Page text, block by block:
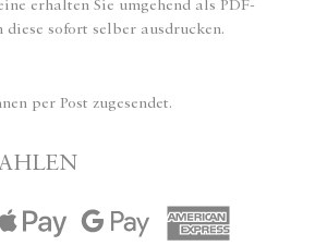
erhalten Sie umgehend als PDF-
sofort selber ausdrucken.
per Post zugesendet.